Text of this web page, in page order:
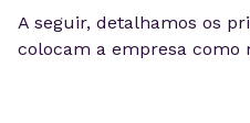
A seguir, detalhamos os
colocam a empresa como